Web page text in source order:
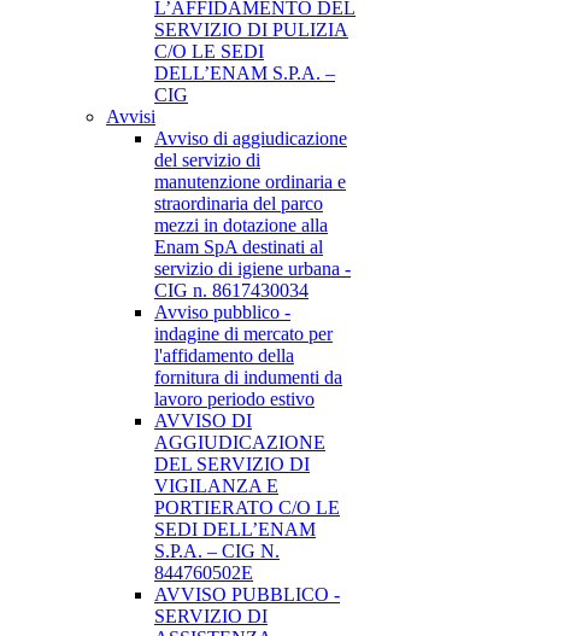
L’AFFIDAMENTO DEL
SERVIZIO DI PULIZIA
C/O LE SEDI
DELL’ENAM S.P.A. –
CIG
Avvisi
Avviso di aggiudicazione
del servizio di
manutenzione ordinaria e
straordinaria del parco
mezzi in dotazione alla
Enam SpA destinati al
servizio di igiene urbana -
CIG n. 8617430034
Avviso pubblico -
indagine di mercato per
l'affidamento della
fornitura di indumenti da
lavoro periodo estivo
AVVISO DI
AGGIUDICAZIONE
DEL SERVIZIO DI
VIGILANZA E
PORTIERATO C/O LE
SEDI DELL’ENAM
S.P.A. – CIG N.
844760502E
AVVISO PUBBLICO -
SERVIZIO DI